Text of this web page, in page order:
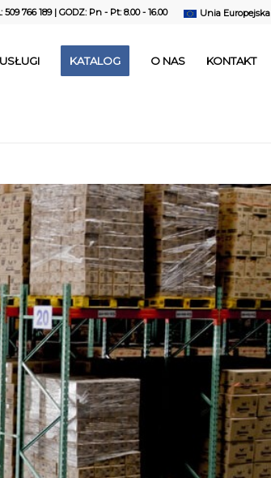
Unia Europejska
509 766 189| GODZ: Pn - Pt: 8.00 - 16.00
USŁUGI KATALOG O NAS KONTAKT